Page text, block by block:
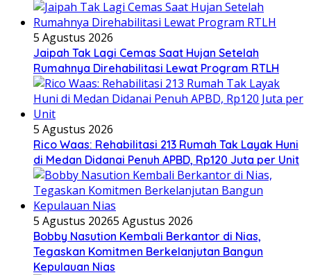
5 Agustus 2026
Jaipah Tak Lagi Cemas Saat Hujan Setelah
Rumahnya Direhabilitasi Lewat Program RTLH
5 Agustus 2026
Rico Waas: Rehabilitasi 213 Rumah Tak Layak Huni
di Medan Didanai Penuh APBD, Rp120 Juta per Unit
5 Agustus 20265 Agustus 2026
Bobby Nasution Kembali Berkantor di Nias,
Tegaskan Komitmen Berkelanjutan Bangun
Kepulauan Nias